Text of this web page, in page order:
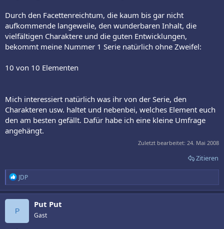
Durch den Facettenreichtum, die kaum bis gar nicht
aufkommende langeweile, den wunderbaren Inhalt, die
vielfältigen Charaktere und die guten Entwicklungen,
bekommt meine Nummer 1 Serie natürlich ohne Zweifel:
10 von 10 Elementen
Mich interessiert natürlich was ihr von der Serie, den
Charakteren usw. haltet und nebenbei, welches Element euch
den am besten gefällt. Dafür habe ich eine kleine Umfrage
angehängt.
Zuletzt bearbeitet: 24. Mai 2008
Zitieren
R
e
a
k
t
o
JDP
P
Put Put
Gast